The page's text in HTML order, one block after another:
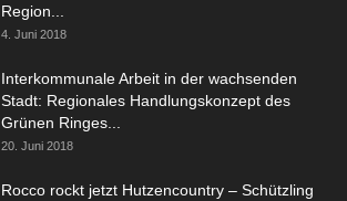
Region...
4. Juni 2018
Interkommunale Arbeit in der wachsenden
Stadt: Regionales Handlungskonzept des
Grünen Ringes...
20. Juni 2018
Rocco rockt jetzt Hutzencountry – Schützling